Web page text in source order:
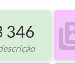
346